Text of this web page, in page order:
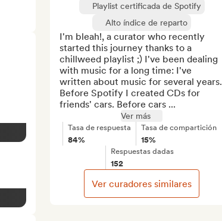
Playlist certificada de Spotify
Alto índice de reparto
I'm bleah!, a curator who recently
started this journey thanks to a
chillweed playlist ;) I've been dealing
with music for a long time: I've
written about music for several years.
Before Spotify I created CDs for
friends' cars. Before cars ...
Ver más
Tasa de respuesta
84%
Tasa de compartición
15%
Respuestas dadas
152
Ver curadores similares